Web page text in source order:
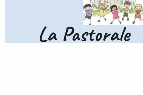
La Pastorale